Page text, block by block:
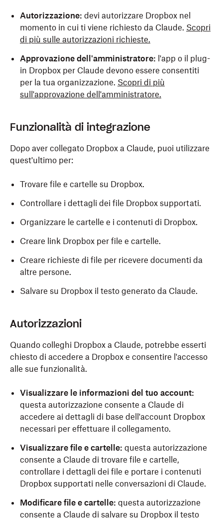
Autorizzazione: devi autorizzare Dropbox nel
momento in cui ti viene richiesto da Claude. Scopri
di più sulle autorizzazioni richieste.
Approvazione dell'amministratore: l'app o il plug-
in Dropbox per Claude devono essere consentiti
per la tua organizzazione. Scopri di più
sull'approvazione dell'amministratore.
Funzionalità di integrazione
Dopo aver collegato Dropbox a Claude, puoi utilizzare
quest'ultimo per:
Trovare file e cartelle su Dropbox.
Controllare i dettagli dei file Dropbox supportati.
Organizzare le cartelle e i contenuti di Dropbox.
Creare link Dropbox per file e cartelle.
Creare richieste di file per ricevere documenti da
altre persone.
Salvare su Dropbox il testo generato da Claude.
Autorizzazioni
Quando colleghi Dropbox a Claude, potrebbe esserti
chiesto di accedere a Dropbox e consentire l'accesso
alle sue funzionalità.
Visualizzare le informazioni del tuo account:
questa autorizzazione consente a Claude di
accedere ai dettagli di base dell'account Dropbox
necessari per effettuare il collegamento.
Visualizzare file e cartelle: questa autorizzazione
consente a Claude di trovare file e cartelle,
controllare i dettagli dei file e portare i contenuti
Dropbox supportati nelle conversazioni di Claude.
Modificare file e cartelle: questa autorizzazione
consente a Claude di salvare su Dropbox il testo